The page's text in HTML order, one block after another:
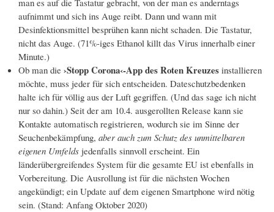
man es auf die Tastatur gebracht, von der man es anderntags
aufnimmt und sich ins Auge reibt. Dann und wann mit
Desinfektionsmittel besprühen kann nicht schaden. Die Tastatur,
nicht das Auge. (71%-iges Ethanol killt das Virus innerhalb einer
Minute.)
Ob man die ›Stopp Corona‹-App des Roten Kreuzes installieren
möchte, muss jeder für sich entscheiden. Dateschutzbedenken
halte ich für völlig aus der Luft gegriffen. (Und das sage ich nicht
nur so dahin.) Seit der am 10.4. ausgerollten Release kann sie
Kontakte automatisch registrieren, wodurch sie im Sinne der
Seuchenbekämpfung, aber auch zum Schutz des unmittelbaren
eigenen Umfelds jedenfalls sinnvoll erscheint. Ein
länderübergreifendes System für die gesamte EU ist ebenfalls in
Vorbereitung. Die Ausrollung ist für die nächsten Wochen
angekündigt; ein Update auf dem eigenen Smartphone wird nötig
sein. (Stand: Anfang Oktober 2020)